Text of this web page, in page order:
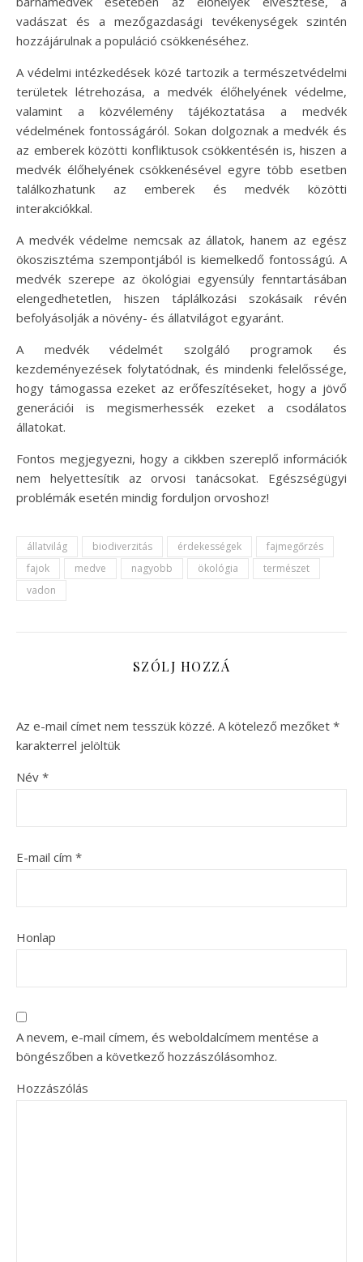
vadászat és a mezőgazdasági tevékenységek szintén
hozzájárulnak a populáció csökkenéséhez.
A védelmi intézkedések közé tartozik a természetvédelmi
területek létrehozása, a medvék élőhelyének védelme,
valamint a közvélemény tájékoztatása a medvék
védelmének fontosságáról. Sokan dolgoznak a medvék és
az emberek közötti konfliktusok csökkentésén is, hiszen a
medvék élőhelyének csökkenésével egyre több esetben
találkozhatunk az emberek és medvék közötti
interakciókkal.
A medvék védelme nemcsak az állatok, hanem az egész
ökoszisztéma szempontjából is kiemelkedő fontosságú. A
medvék szerepe az ökológiai egyensúly fenntartásában
elengedhetetlen, hiszen táplálkozási szokásaik révén
befolyásolják a növény- és állatvilágot egyaránt.
A medvék védelmét szolgáló programok és
kezdeményezések folytatódnak, és mindenki felelőssége,
hogy támogassa ezeket az erőfeszítéseket, hogy a jövő
generációi is megismerhessék ezeket a csodálatos
állatokat.
Fontos megjegyezni, hogy a cikkben szereplő információk
nem helyettesítik az orvosi tanácsokat. Egészségügyi
problémák esetén mindig forduljon orvoshoz!
állatvilág biodiverzitás érdekességek
fajmegőrzés
fajok
medve nagyobb ökológia
természet
vadon
SZÓLJ HOZZÁ
Az e-mail címet nem tesszük közzé. A kötelező mezőket *
karakterrel jelöltük
Név *
E-mail cím *
Honlap
A nevem, e-mail címem, és weboldalcímem mentése a
böngészőben a következő hozzászólásomhoz.
Hozzászólás